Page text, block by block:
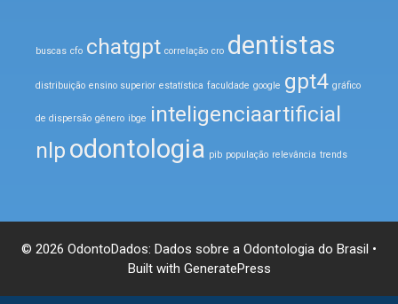
buscas cfo chatgpt correlação cro dentistas
distribuição ensino superior estatística faculdade google gpt4 gráfico
de dispersão gênero ibge inteligenciaartificial
nlp odontologia pib população relevância trends
© 2026 OdontoDados: Dados sobre a Odontologia do Brasil •
Built with GeneratePress